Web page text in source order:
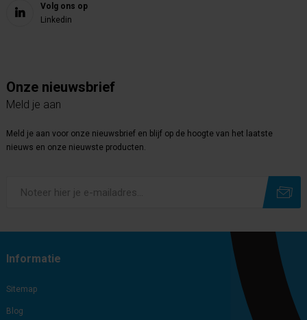
Volg ons op
Linkedin
Onze nieuwsbrief
Meld je aan
Meld je aan voor onze nieuwsbrief en blijf op de hoogte van het laatste
nieuws en onze nieuwste producten.
Informatie
Sitemap
Blog